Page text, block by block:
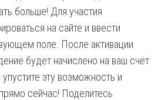
больше! Для участия
на сайте и ввести
поле. После активации
будет начислено на ваш счёт
эту возможность и
сейчас! Поделитесь